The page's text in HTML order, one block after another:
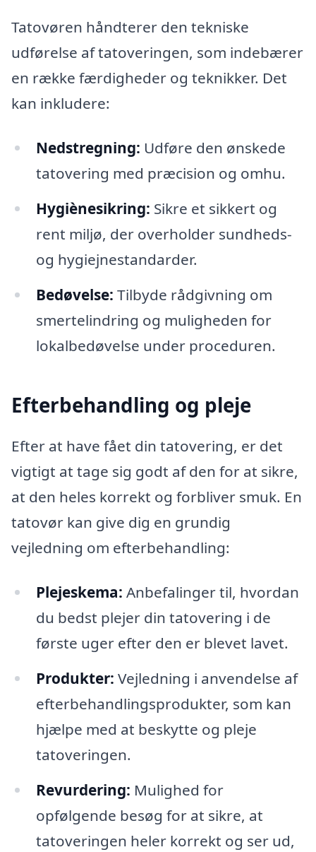
Tatovøren håndterer den tekniske
udførelse af tatoveringen, som indebærer
en række færdigheder og teknikker. Det
kan inkludere:
Nedstregning: Udføre den ønskede
tatovering med præcision og omhu.
Hygiènesikring: Sikre et sikkert og
rent miljø, der overholder sundheds-
og hygiejnestandarder.
Bedøvelse: Tilbyde rådgivning om
smertelindring og muligheden for
lokalbedøvelse under proceduren.
Efterbehandling og pleje
Efter at have fået din tatovering, er det
vigtigt at tage sig godt af den for at sikre,
at den heles korrekt og forbliver smuk. En
tatovør kan give dig en grundig
vejledning om efterbehandling:
Plejeskema: Anbefalinger til, hvordan
du bedst plejer din tatovering i de
første uger efter den er blevet lavet.
Produkter: Vejledning i anvendelse af
efterbehandlingsprodukter, som kan
hjælpe med at beskytte og pleje
tatoveringen.
Revurdering: Mulighed for
opfølgende besøg for at sikre, at
tatoveringen heler korrekt og ser ud,